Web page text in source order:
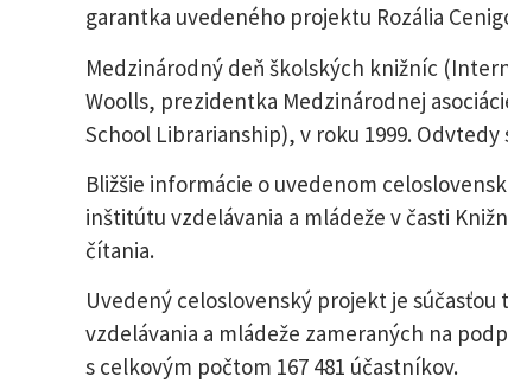
garantka uvedeného projektu Rozália
Medzinárodný deň školských knižníc
Woolls, prezidentka Medzinárodnej
School Librarianship), v roku 1999. Odvtedy
Bližšie informácie o uvedenom
inštitútu vzdelávania a mládeže v časti
čítania.
Uvedený celoslovenský projekt je
vzdelávania a mládeže zameraných na
s celkovým počtom 167 481 účastníkov.